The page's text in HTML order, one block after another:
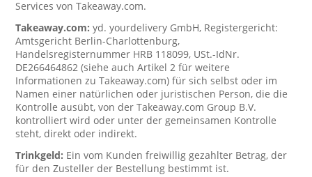
Services von Takeaway.com.
Takeaway.com:yd. yourdelivery GmbH, Registergericht:
Amtsgericht Berlin-Charlottenburg,
Handelsregisternummer HRB 118099, USt.-IdNr.
DE266464862 (siehe auch Artikel 2 für weitere
Informationen zu Takeaway.com) für sich selbst oder im
Namen einer natürlichen oder juristischen Person, die die
Kontrolle ausübt, von der Takeaway.com Group B.V.
kontrolliert wird oder unter der gemeinsamen Kontrolle
steht, direkt oder indirekt.
Trinkgeld: Ein vom Kunden freiwillig gezahlter Betrag, der
für den Zusteller der Bestellung bestimmt ist.